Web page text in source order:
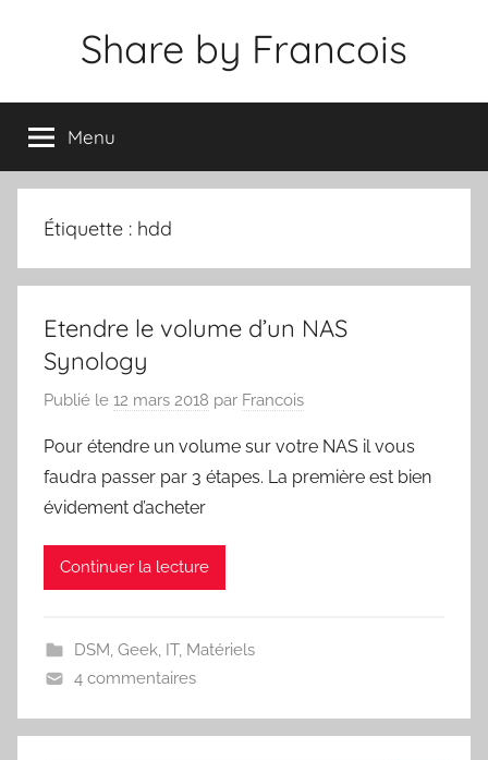
Share by Francois
Menu
Étiquette : hdd
Etendre le volume d’un NAS
Synology
Publié le 12 mars 2018 par Francois
Pour étendre un volume sur votre NAS il vous
faudra passer par 3 étapes. La première est bien
évidement d’acheter
Continuer la lecture
DSM Geek, IT, Matériels
4 commentaires